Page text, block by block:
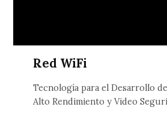
Red WiFi
Tecnología para el Desarrollo
Alto Rendimiento y Video